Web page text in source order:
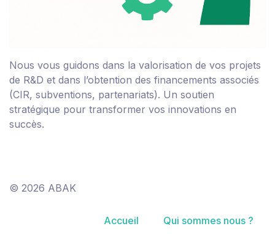
Nous vous guidons dans la valorisation de vos projets
de R&D et dans l’obtention des financements associés
(CIR, subventions, partenariats). Un soutien
stratégique pour transformer vos innovations en
succès.
© 2026 ABAK
Accueil Qui sommes nous ?